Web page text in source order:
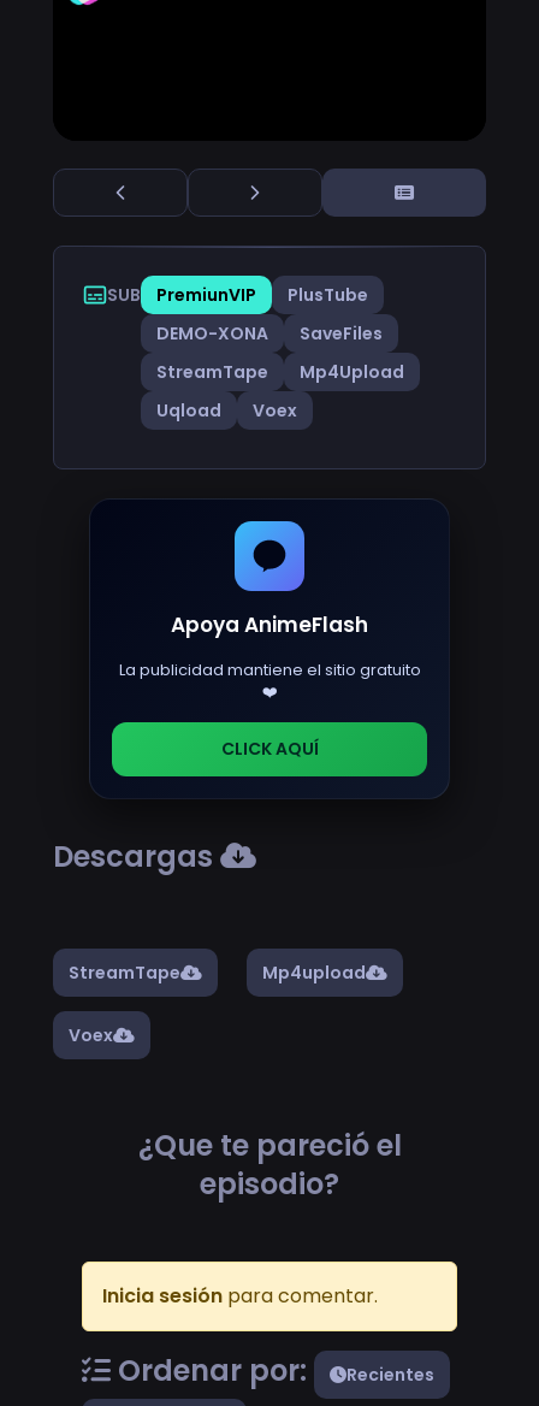
SUB PremiunVIP
PlusTube
DEMO-XONA
SaveFiles
StreamTape
Mp4Upload
Uqload
Voex
Apoya AnimeFlash
La publicidad mantiene el sitio gratuito
❤️
CLICK AQUÍ
Descargas
StreamTape Mp4upload
Voex
¿Que te pareció el
episodio?
Inicia sesión para comentar.
Ordenar por:
Recientes